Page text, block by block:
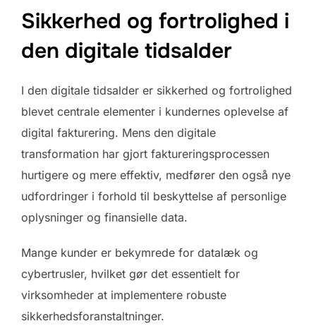
Sikkerhed og fortrolighed i
den digitale tidsalder
I den digitale tidsalder er sikkerhed og fortrolighed
blevet centrale elementer i kundernes oplevelse af
digital fakturering. Mens den digitale
transformation har gjort faktureringsprocessen
hurtigere og mere effektiv, medfører den også nye
udfordringer i forhold til beskyttelse af personlige
oplysninger og finansielle data.
Mange kunder er bekymrede for datalæk og
cybertrusler, hvilket gør det essentielt for
virksomheder at implementere robuste
sikkerhedsforanstaltninger.